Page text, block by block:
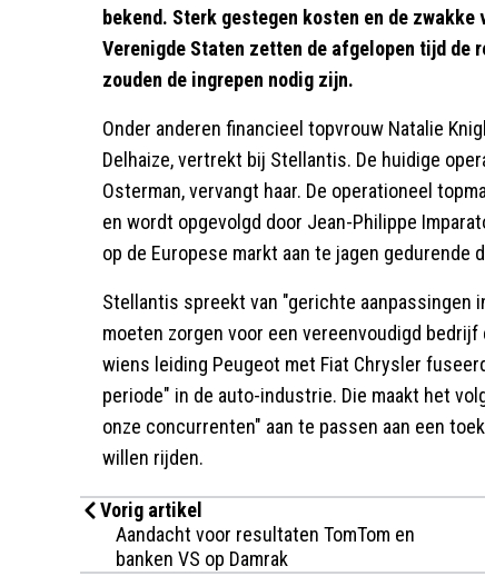
bekend. Sterk gestegen kosten en de
Verenigde Staten zetten de afgelopen tijd de
zouden de ingrepen nodig zijn.
Onder anderen financieel topvrouw Natalie
Delhaize, vertrekt bij Stellantis. De huidige
Osterman, vervangt haar. De operationeel
en wordt opgevolgd door Jean-Philippe
op de Europese markt aan te jagen gedurende
Stellantis spreekt van "gerichte aanpassingen
moeten zorgen voor een vereenvoudigd
wiens leiding Peugeot met Fiat Chrysler
periode" in de auto-industrie. Die maakt het
onze concurrenten" aan te passen aan een
willen rijden.
Vorig artikel
Aandacht voor resultaten TomTom en
banken VS op Damrak